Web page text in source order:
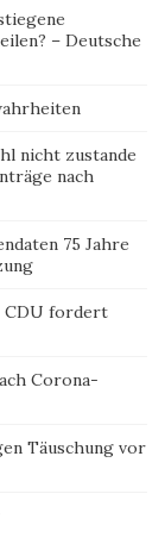
– Deutsche
nicht zustande
nach
75 Jahre
CDU fordert
Corona-
Täuschung vor